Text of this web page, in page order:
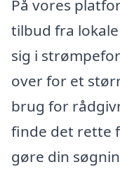
På vores
tilbud fra
sig i
over for et
brug for
finde det rette
gøre din